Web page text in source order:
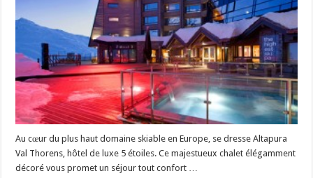
Au cœur du plus haut domaine skiable en Europe, se dresse Altapura
Val Thorens, hôtel de luxe 5 étoiles. Ce majestueux chalet élégamment
décoré vous promet un séjour tout confort …